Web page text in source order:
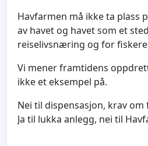
Havfarmen må ikke ta plass
av havet og havet som et
reiselivsnæring og for
Vi mener framtidens
ikke et eksempel på.
Nei til dispensasjon, krav
Ja til lukka anlegg, nei til